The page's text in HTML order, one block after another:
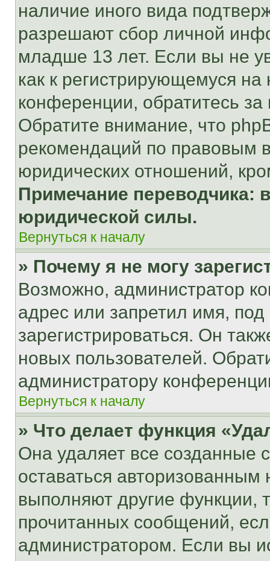
наличие иного вида
разрешают сбор личной
младше 13 лет. Если вы не
как к регистрирующемуся
конференции, обратитесь
Обратите внимание, что
рекомендаций по правовым
юридических отношений,
Примечание переводчика:
юридической силы.
Вернуться к началу
» Почему я не могу
Возможно, администратор
адрес или запретил имя,
зарегистрироваться. Он
новых пользователей.
администратору
Вернуться к началу
» Что делает функция
Она удаляет все созданные
оставаться
выполняют другие функции,
прочитанных сообщений,
администратором. Если вы